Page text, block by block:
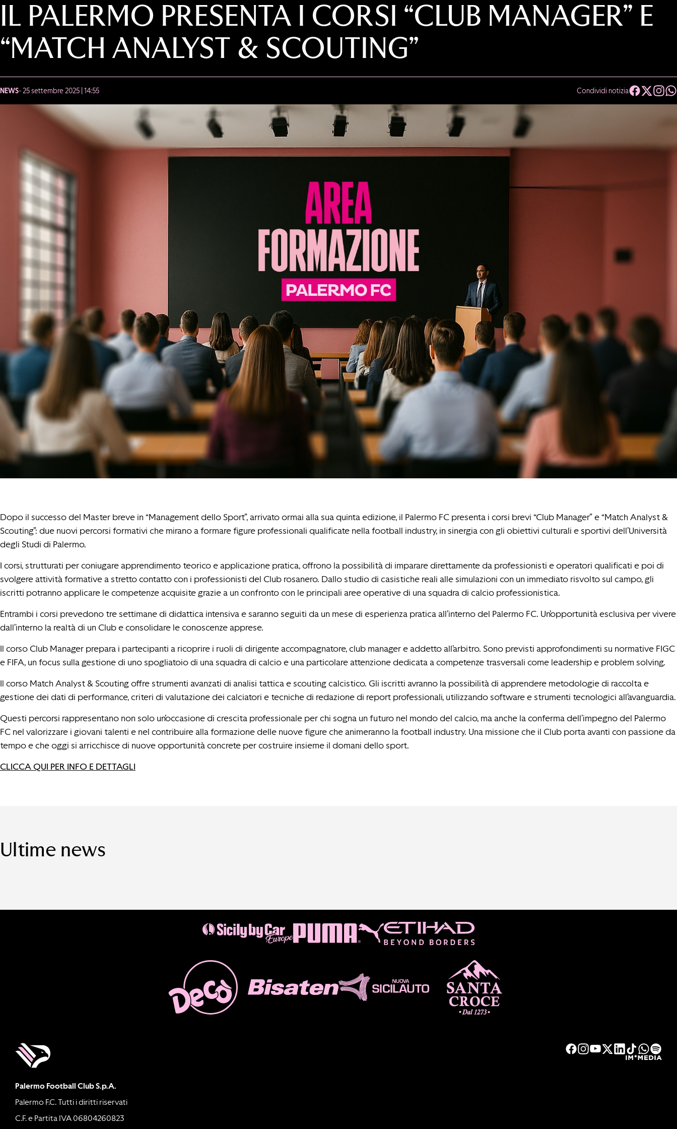
IL PALERMO PRESENTA I CORSI “CLUB MANAGER” E
“MATCH ANALYST & SCOUTING”
NEWS- 25 settembre 2025 | 14:55 Condividi notizia
Dopo il successo del Master breve in “Management dello Sport”, arrivato ormai alla sua quinta edizione, il Palermo FC presenta i corsi brevi “Club Manager” e “Match Analyst &
Scouting”: due nuovi percorsi formativi che mirano a formare figure professionali qualificate nella football industry, in sinergia con gli obiettivi culturali e sportivi dell’Università
degli Studi di Palermo.
I corsi, strutturati per coniugare apprendimento teorico e applicazione pratica, offrono la possibilità di imparare direttamente da professionisti e operatori qualificati e poi di
svolgere attività formative a stretto contatto con i professionisti del Club rosanero. Dallo studio di casistiche reali alle simulazioni con un immediato risvolto sul campo, gli
iscritti potranno applicare le competenze acquisite grazie a un confronto con le principali aree operative di una squadra di calcio professionistica.
Entrambi i corsi prevedono tre settimane di didattica intensiva e saranno seguiti da un mese di esperienza pratica all’interno del Palermo FC. Un’opportunità esclusiva per vivere
dall’interno la realtà di un Club e consolidare le conoscenze apprese.
Il corso Club Manager prepara i partecipanti a ricoprire i ruoli di dirigente accompagnatore, club manager e addetto all’arbitro. Sono previsti approfondimenti su normative FIGC
e FIFA, un focus sulla gestione di uno spogliatoio di una squadra di calcio e una particolare attenzione dedicata a competenze trasversali come leadership e problem solving.
Il corso Match Analyst & Scouting offre strumenti avanzati di analisi tattica e scouting calcistico. Gli iscritti avranno la possibilità di apprendere metodologie di raccolta e
gestione dei dati di performance, criteri di valutazione dei calciatori e tecniche di redazione di report professionali, utilizzando software e strumenti tecnologici all’avanguardia.
Questi percorsi rappresentano non solo un’occasione di crescita professionale per chi sogna un futuro nel mondo del calcio, ma anche la conferma dell’impegno del Palermo
FC nel valorizzare i giovani talenti e nel contribuire alla formazione delle nuove figure che animeranno la football industry. Una missione che il Club porta avanti con passione da
tempo e che oggi si arricchisce di nuove opportunità concrete per costruire insieme il domani dello sport.
CLICCA QUI PER INFO E DETTAGLI
Ultime news
Palermo Football Club S.p.A.
Palermo F.C. Tutti i diritti riservati
C.F. e Partita IVA 06804260823